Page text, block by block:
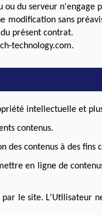
du serveur n'engage
sans
présent contrat.
technology.com.
intellectuelle et
contenus.
des contenus à des
en ligne de
le site. L'Utilisateur